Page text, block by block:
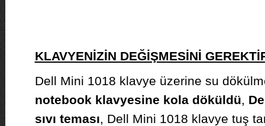
KLAVYENİZİN DEĞİŞMESİNİ
Dell Mini 1018 klavye üzerine su
notebook klavyesine kola döküldü,
sıvı teması, Dell Mini 1018 klavye tuş